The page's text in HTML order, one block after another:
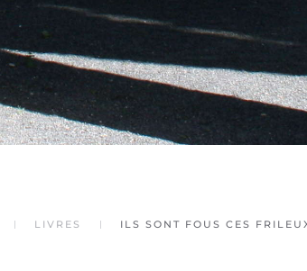
LIVRES ILS SONT FOUS CES